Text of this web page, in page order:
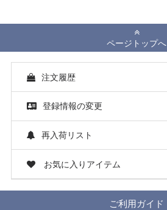
ページトップへ
注文履歴
登録情報の変更
再入荷リスト
お気に入りアイテム
ご利用ガイド